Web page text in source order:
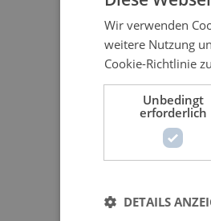
Wir verwenden
weitere Nutzung
Cookie-Richtlinie
Unbedingt
erforderlich
DETAILS